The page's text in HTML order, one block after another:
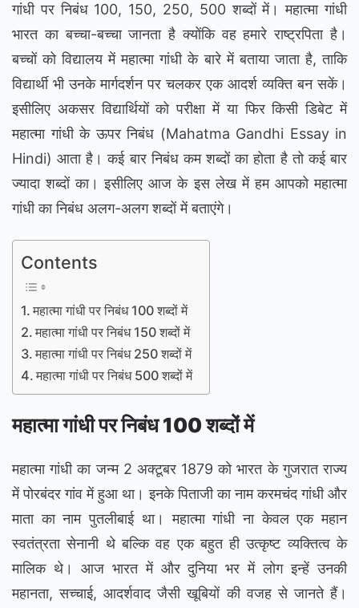
गांधी पर निबंध 100, 150, 250, 500 शब्दों में। महात्मा गांधी
भारत का बच्चा-बच्चा जानता है क्योंकि वह हमारे राष्ट्रपिता है।
बच्चों को विद्यालय में महात्मा गांधी के बारे में बताया जाता है, ताकि
विद्यार्थी भी उनके मार्गदर्शन पर चलकर एक आदर्श व्यक्ति बन सकें।
इसीलिए अकसर विद्यार्थियों को परीक्षा में या फिर किसी डिबेट में
महात्मा गांधी के ऊपर निबंध (Mahatma Gandhi Essay in
Hindi) आता है। कई बार निबंध कम शब्दों का होता है तो कई बार
ज्यादा शब्दों का। इसीलिए आज के इस लेख में हम आपको महात्मा
गांधी का निबंध अलग-अलग शब्दों में बताएंगे।
Contents
महात्मा गांधी पर निबंध 100 शब्दों में
महात्मा गांधी पर निबंध 150 शब्दों में
महात्मा गांधी पर निबंध 250 शब्दों में
महात्मा गांधी पर निबंध 500 शब्दों में
महात्मा गांधी पर निबंध 100 शब्दों में
महात्मा गांधी का जन्म 2 अक्टूबर 1879 को भारत के गुजरात राज्य
में पोरबंदर गांव में हुआ था। इनके पिताजी का नाम करमचंद गांधी और
माता का नाम पुतलीबाई था। महात्मा गांधी ना केवल एक महान
स्वतंत्रता सेनानी थे बल्कि वह एक बहुत ही उत्कृष्ट व्यक्तित्व के
मालिक थे। आज भारत में और दुनिया भर में लोग इन्हें उनकी
महानता, सच्चाई, आदर्शवाद जैसी खूबियों की वजह से जानते हैं।